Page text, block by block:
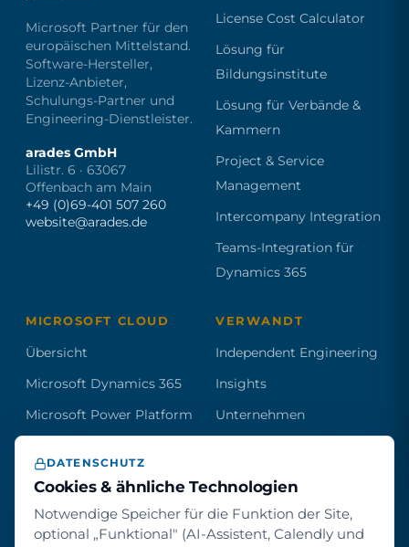
Microsoft Partner für den
europäischen Mittelstand.
Software-Hersteller,
Lizenz-Anbieter,
Schulungs-Partner und
Engineering-Dienstleister.
arades GmbH
Lilistr. 6 · 63067
Offenbach am Main
+49 (0)69-401 507 260
website@arades.de
License Cost Calculator
Lösung für
Bildungsinstitute
Lösung für Verbände &
Kammern
Project & Service
Management
Intercompany Integration
Teams-Integration für
Dynamics 365
MICROSOFT CLOUD
Übersicht
Microsoft Dynamics 365
Microsoft Power Platform
VERWANDT
Independent Engineering
Insights
Unternehmen
Kontakt
Werden Sie Partner
DATENSCHUTZ
Cookies & ähnliche Technologien
Notwendige Speicher für die Funktion der Site,
optional „Funktional" (AI-Assistent, Calendly und